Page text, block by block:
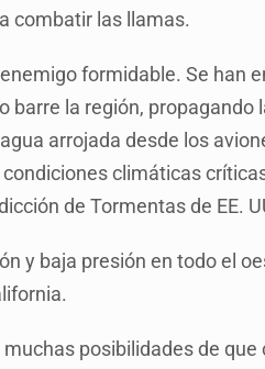
combatir las llamas.
formidable. Se han
barre la región,
arrojada desde los
climáticas
de Tormentas de EE.
y baja presión en todo el
posibilidades de que